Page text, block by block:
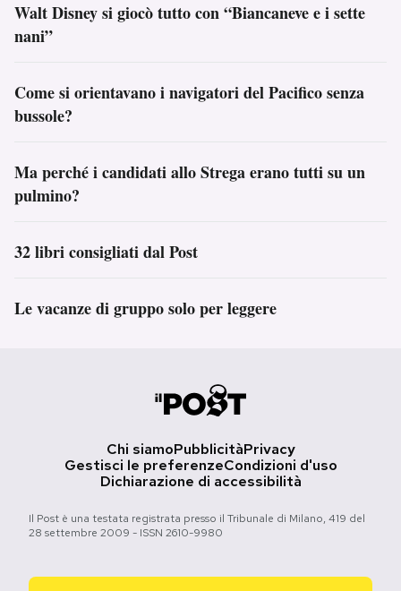
Walt Disney si giocò tutto con “Biancaneve e i sette
nani”
Come si orientavano i navigatori del Pacifico senza
bussole?
Ma perché i candidati allo Strega erano tutti su un
pulmino?
32 libri consigliati dal Post
Le vacanze di gruppo solo per leggere
Chi siamoPubblicitàPrivacy
Gestisci le preferenzeCondizioni d'uso
Dichiarazione di accessibilità
Il Post è una testata registrata presso il Tribunale di Milano, 419 del
28 settembre 2009 - ISSN 2610-9980